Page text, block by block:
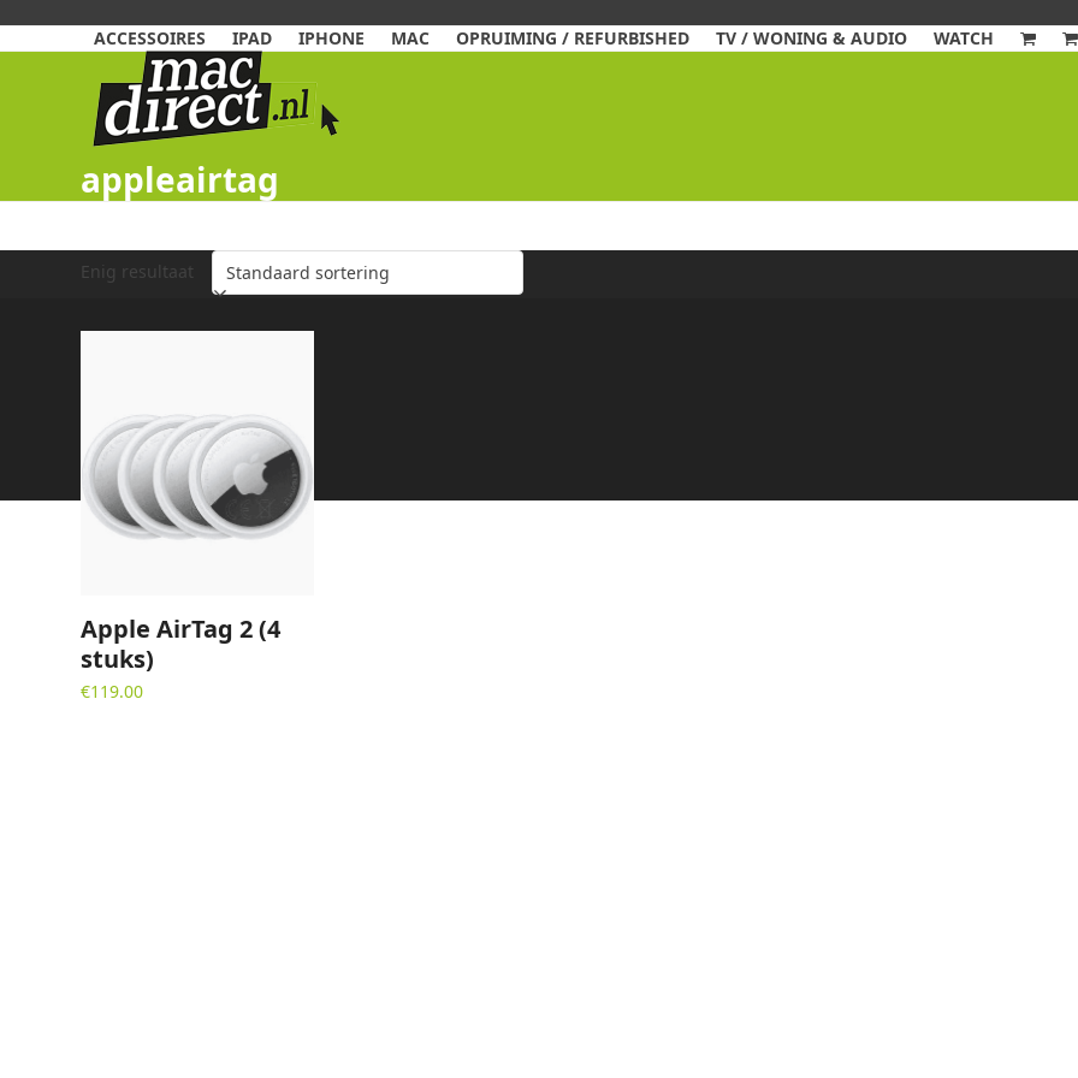
ACCESSOIRES
IPAD IPHONE MAC OPRUIMING / REFURBISHED TV / WONING & AUDIO WATCH
appleairtag
Enig resultaat
Apple AirTag 2 (4
stuks)
€119.00